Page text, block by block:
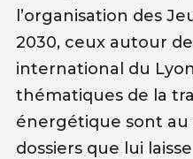
l’organisation des
2030, ceux autour
international du
thématiques de la
énergétique sont au
dossiers que lui